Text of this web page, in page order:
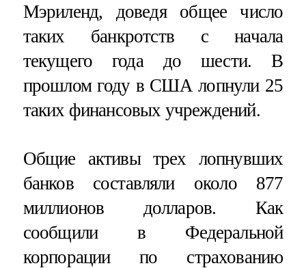
Мэриленд, доведя общее число
таких банкротств с начала
текущего года до шести. В
прошлом году в США лопнули 25
таких финансовых учреждений.
Общие активы трех лопнувших
банков составляли около 877
миллионов долларов. Как
сообщили в Федеральной
корпорации по страхованию